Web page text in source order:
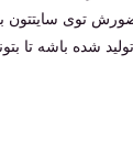
توی سایتتون
شده باشه تا